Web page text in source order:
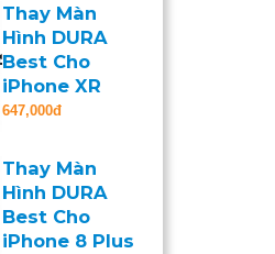
Thay Màn
Hình DURA
Best Cho
iPhone XR
647,000đ
Thay Màn
Hình DURA
Best Cho
iPhone 8 Plus